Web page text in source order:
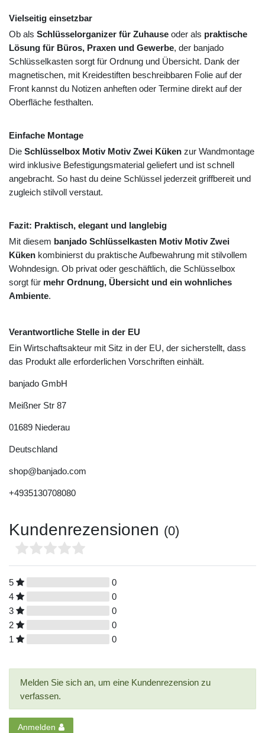
Vielseitig einsetzbar
Ob als Schlüsselorganizer für Zuhause oder als praktische
Lösung für Büros, Praxen und Gewerbe, der banjado
Schlüsselkasten sorgt für Ordnung und Übersicht. Dank der
magnetischen, mit Kreidestiften beschreibbaren Folie auf der
Front kannst du Notizen anheften oder Termine direkt auf der
Oberfläche festhalten.
Einfache Montage
Die Schlüsselbox Motiv Motiv Zwei Küken zur Wandmontage
wird inklusive Befestigungsmaterial geliefert und ist schnell
angebracht. So hast du deine Schlüssel jederzeit griffbereit und
zugleich stilvoll verstaut.
Fazit: Praktisch, elegant und langlebig
Mit diesem banjado Schlüsselkasten Motiv Motiv Zwei
Küken kombinierst du praktische Aufbewahrung mit stilvollem
Wohndesign. Ob privat oder geschäftlich, die Schlüsselbox
sorgt für mehr Ordnung, Übersicht und ein wohnliches
Ambiente.
Verantwortliche Stelle in der EU
Ein Wirtschaftsakteur mit Sitz in der EU, der sicherstellt, dass
das Produkt alle erforderlichen Vorschriften einhält.
banjado GmbH
Meißner Str 87
01689 Niederau
Deutschland
shop@banjado.com
+4935130708080
Kundenrezensionen (0)
5
0
4
0
3
0
2
0
1
0
Melden Sie sich an, um eine Kundenrezension zu
verfassen.
Anmelden